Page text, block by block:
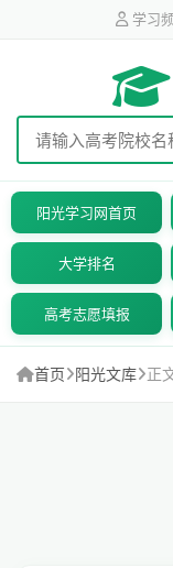
学习
阳光学习网首页
大学排名
高考志愿填报
首页 阳光文库 正